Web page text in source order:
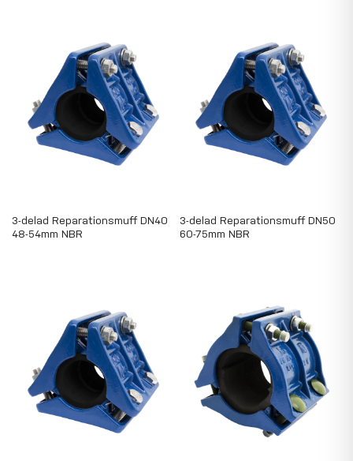
3-delad Reparationsmuff DN40
48-54mm NBR
3-delad Reparationsmuff DN50
60-75mm NBR